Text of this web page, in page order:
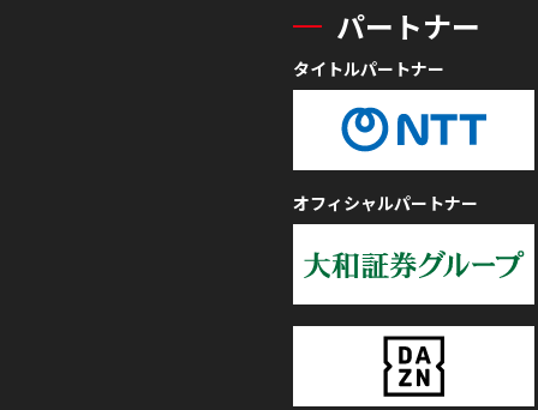
パートナー
タイトルパートナー
オフィシャルパートナー